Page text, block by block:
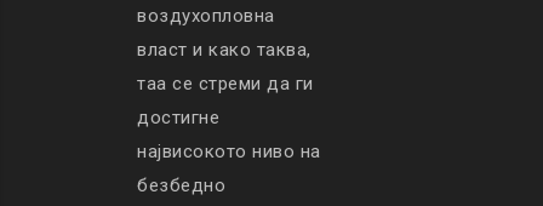
воздухопловна
власт и како таква,
таа се стреми да ги
достигне
највисокото ниво на
безбедно